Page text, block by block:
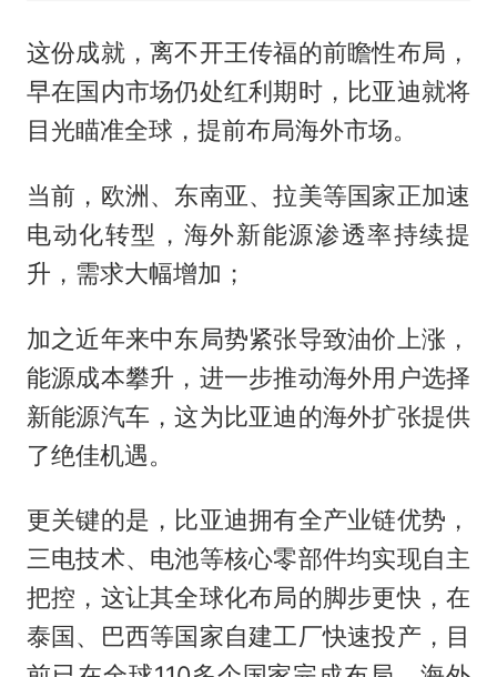
这份成就，离不开王传福的前瞻性布局，
早在国内市场仍处红利期时，比亚迪就将
目光瞄准全球，提前布局海外市场。
当前，欧洲、东南亚、拉美等国家正加速
电动化转型，海外新能源渗透率持续提
升，需求大幅增加；
加之近年来中东局势紧张导致油价上涨，
能源成本攀升，进一步推动海外用户选择
新能源汽车，这为比亚迪的海外扩张提供
了绝佳机遇。
更关键的是，比亚迪拥有全产业链优势，
三电技术、电池等核心零部件均实现自主
把控，这让其全球化布局的脚步更快，在
泰国、巴西等国家自建工厂快速投产，目